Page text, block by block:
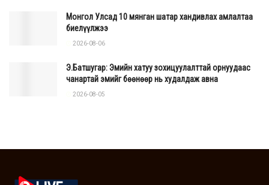
Монгол Улсад 10 мянган шатар хандивлах амлалтаа
биелүүлжээ
2026-08-06
Э.Батшугар: Эмийн хатуу зохицуулалттай орнуудаас
чанартай эмийг бөөнөөр нь худалдаж авна
2026-08-05